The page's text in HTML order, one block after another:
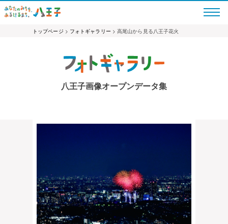
トップページ > フォトギャラリー > 高尾山から見る八王子花火
八王子画像オープンデータ集